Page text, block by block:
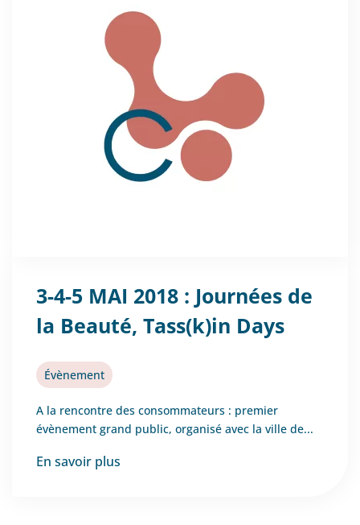
3-4-5 MAI 2018 : Journées de
la Beauté, Tass(k)in Days
Évènement
A la rencontre des consommateurs : premier
évènement grand public, organisé avec la ville de...
En savoir plus